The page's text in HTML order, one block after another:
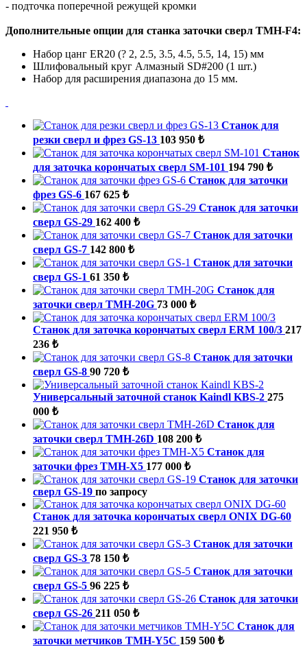
- подточка поперечной режущей кромки
Дополнительные опции для станка заточки сверл TMH-F4:
Набор цанг ER20 (? 2, 2.5, 3.5, 4.5, 5.5, 14, 15) мм
Шлифовальный круг Алмазный SD#200 (1 шт.)
Набор для расширения диапазона до 15 мм.
Станок для
резки сверл и фрез GS-13 103 950 ₺
Станок
для заточка корончатых сверл SM-101 194 790 ₺
Станок для заточки
фрез GS-6 167 625 ₺
Станок для заточки
сверл GS-29 162 400 ₺
Станок для заточки
сверл GS-7 142 800 ₺
Станок для заточки
сверл GS-1 61 350 ₺
Станок для
заточки сверл TMH-20G 73 000 ₺
Станок для заточка корончатых сверл ERM 100/3 217
236 ₺
Станок для заточки
сверл GS-8 90 720 ₺
Универсальный заточной станок Kaindl KBS-2 275
000 ₺
Станок для
заточки сверл TMH-26D 108 200 ₺
Станок для
заточки фрез TMH-X5 177 000 ₺
Станок для заточки
сверл GS-19 по запросу
Станок для заточка корончатых сверл ONIX DG-60
221 950 ₺
Станок для заточки
сверл GS-3 78 150 ₺
Станок для заточки
сверл GS-5 96 225 ₺
Станок для заточки
сверл GS-26 211 050 ₺
Станок для
заточки метчиков TMH-Y5C 159 500 ₺